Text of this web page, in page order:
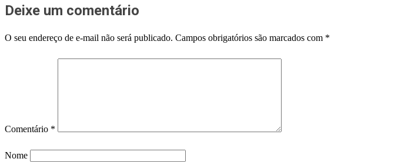
Deixe um comentário
O seu endereço de e-mail não será publicado. Campos obrigatórios são marcados com *
Comentário *
Nome